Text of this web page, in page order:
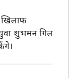
शुभमन गिल